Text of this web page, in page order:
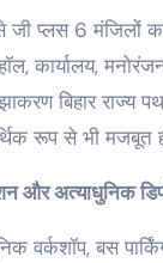
प्लस 6 मंजिलों का
कार्यालय,
बिहार राज्य
रूप से भी मजबूत
और अत्याधुनिक
वर्कशॉप, बस